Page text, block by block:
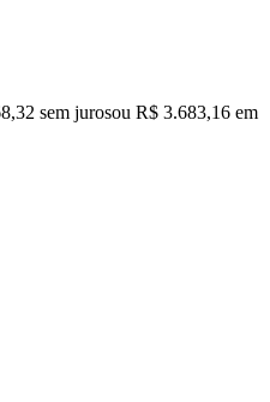
sem jurosou R$ 3.683,16 em